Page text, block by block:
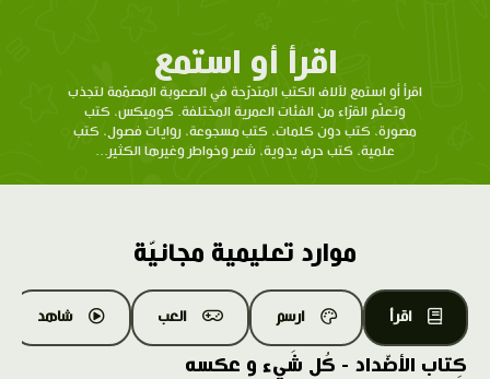
اقرأ أو استمع
اقرأ أو استمع لآلاف الكتب المتدرّحة في الصعوبة المصمّمة لتجذب
وتعلّم القرّاء من الفئات العمرية المختلفة. كوميكس، كتب
مصورة، كتب دون كلمات، كتب مسجوعة، روايات فصول، كتب
علمية، كتب حرف يدوية، شعر وخواطر وغيرها الكثير...
موارد تعليمية مجانيّة
اقرأ ارسم العب شاهد
كِتاب الأضّداد - كُل شَيء و عكسه